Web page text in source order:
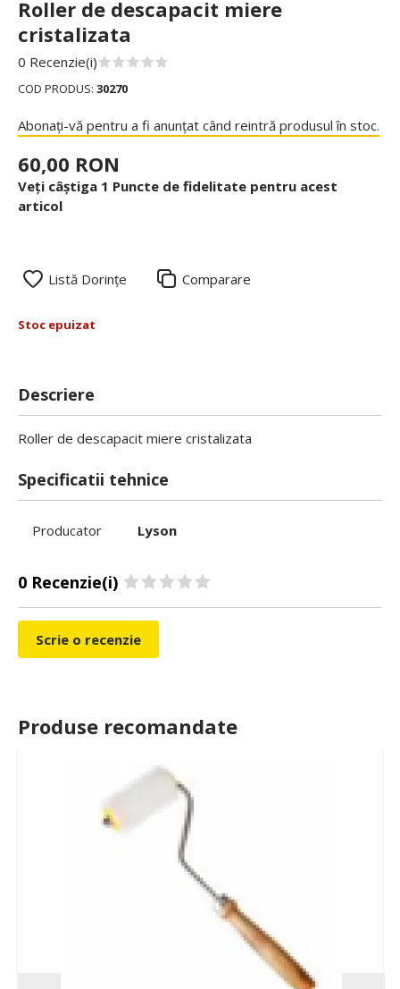
Roller de descapacit miere
cristalizata
0 Recenzie(i)
COD PRODUS: 30270
Abonați-vă pentru a fi anunțat când reintră produsul în stoc.
60,00 RON
Veți câștiga 1 Puncte de fidelitate pentru acest
articol
Listă Dorințe Comparare
Stoc epuizat
Descriere
Roller de descapacit miere cristalizata
Specificatii tehnice
Producator Lyson
0 Recenzie(i)
Scrie o recenzie
Produse recomandate